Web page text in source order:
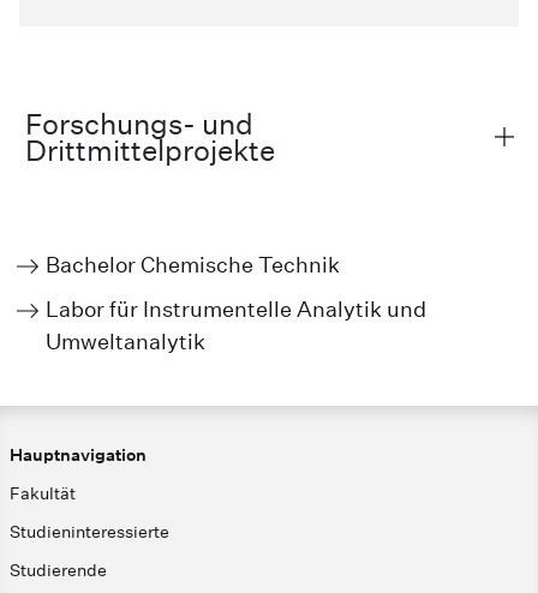
Forschungs- und
Drittmittelprojekte
Bachelor Chemische Technik
Labor für Instrumentelle Analytik und
Umweltanalytik
Hauptnavigation
Fakultät
Studieninteressierte
Studierende